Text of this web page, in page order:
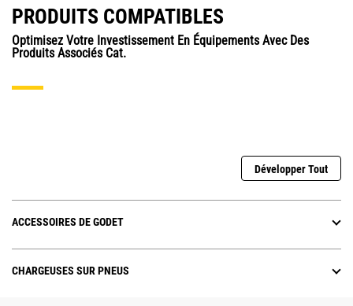
PRODUITS COMPATIBLES
Optimisez Votre Investissement En Équipements Avec Des
Produits Associés Cat.
Développer Tout
ACCESSOIRES DE GODET
CHARGEUSES SUR PNEUS